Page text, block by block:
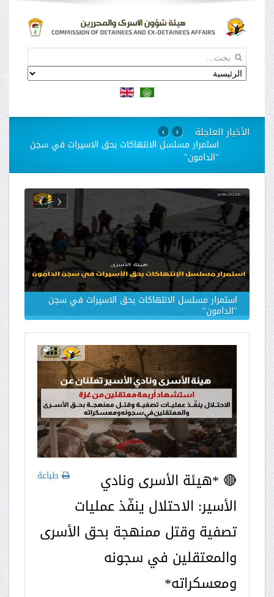
الأخبار العاجلة
استمرار مسلسل الانتهاكات بحق الاسيرات في سجن
"الدامون"
› ‹
استمرار مسلسل الانتهاكات بحق الاسيرات في سجن
"الدامون"
› ‹
طباعة
🔴 *هيئة الأسرى ونادي
الأسير: الاحتلال ينفّذ عمليات
تصفية وقتل ممنهجة بحق الأسرى
والمعتقلين في سجونه
ومعسكراته*